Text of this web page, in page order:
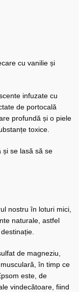
cu vanilie și
infuzate cu
de portocală
profundă și o piele
toxice.
și se lasă să se
nostru în loturi mici,
naturale, astfel
de magneziu,
în timp ce
este, de
vindecătoare, fiind